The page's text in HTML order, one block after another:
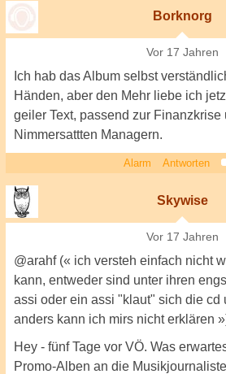
Borknorg
Vor 17 Jahren
Ich hab das Album selbst
Händen, aber den Mehr liebe ich
geiler Text, passend zur Finanzkrise
Nimmersattten Managern.
Alarm Antworten
Skywise
Vor 17 Jahren
@arahf (« ich versteh einfach nicht
kann, entweder sind unter ihren
assi oder ein assi "klaut" sich die cd
anders kann ich mirs nicht erklären
Hey - fünf Tage vor VÖ. Was
Promo-Alben an die